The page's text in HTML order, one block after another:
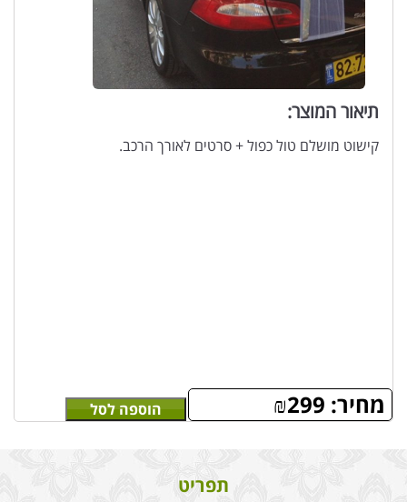
תיאור המוצר:
קישוט מושלם טול כפול + סרטים לאורך הרכב.
מחיר: ₪299 הוספה לסל
תפריט